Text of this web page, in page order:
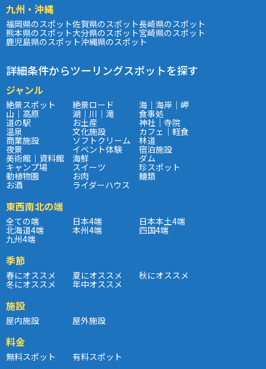
九州・沖縄
福岡県のスポット佐賀県のスポット長崎県のスポット
熊本県のスポット大分県のスポット宮崎県のスポット
鹿児島県のスポット沖縄県のスポット
詳細条件からツーリングスポットを探す
ジャンル
絶景スポット 絶景ロード 海｜海岸｜岬
山｜高原 湖｜川｜滝 食事処
道の駅 お土産 神社｜寺院
温泉 文化施設 カフェ｜軽食
商業施設 ソフトクリーム 林道
夜景 イベント体験 宿泊施設
美術館｜資料館 海鮮 ダム
キャンプ場 スイーツ 珍スポット
動植物園 お肉 麺類
お酒 ライダーハウス
東西南北の端
全ての端 日本4端 日本本土4端
北海道4端 本州4端 四国4端
九州4端
季節
春にオススメ 夏にオススメ 秋にオススメ
冬にオススメ 年中オススメ
施設
屋内施設 屋外施設
料金
無料スポット 有料スポット